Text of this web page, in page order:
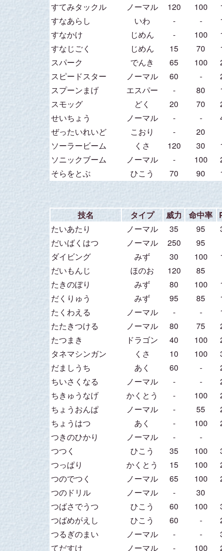
すてみタックル
ノーマル 120 100
すなあらし
いわ - -
すなかけ
じめん - 100
すなじごく
じめん 15 70
スパーク
でんき 65 100
スピードスター
ノーマル 60 -
スプーンまげ
エスパー - 80
スモッグ
どく 20 70
せいちょう
ノーマル - -
ぜったいれいど
こおり -
20
ソーラービーム
くさ 120 30
ソニックブーム
ノーマル - 100
そらをとぶ
ひこう 70 90
技名 タイプ 威力 命中率
たいあたり
ノーマル 35 95
だいばくはつ
ノーマル 250
95
ダイビング
みず 30 100
だいもんじ
ほのお 120
85
たきのぼり
みず 80 100
だくりゅう
みず 95 85
たくわえる
ノーマル - -
たたきつける
ノーマル 80 75
たつまき
ドラゴン 40 100
タネマシンガン
くさ 10 100
だましうち
あく 60 -
ちいさくなる
ノーマル - -
ちきゅうなげ
かくとう - 100
ちょうおんぱ
ノーマル - 55
ちょうはつ
あく - 100
つきのひかり
ノーマル -
-
つつく
ひこう 35 100
つっぱり
かくとう 15 100
つのでつく
ノーマル 65 100
つのドリル
ノーマル -
30
つばさでうつ
ひこう 60 100
つばめがえし
ひこう 60 -
つるぎのまい
ノーマル - -
てだすけ
ノーマル - 100